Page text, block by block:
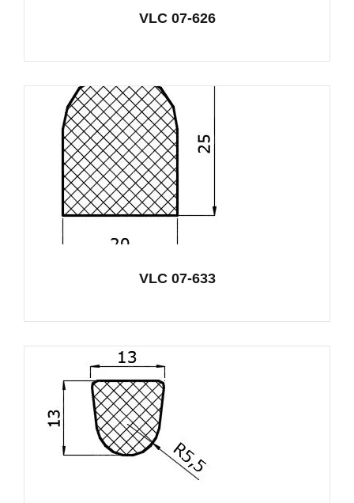
VLC 07-626
VLC 07-633